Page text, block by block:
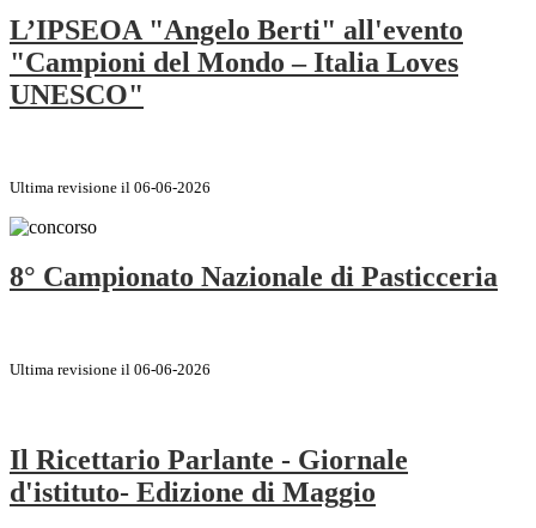
L’IPSEOA "Angelo Berti" all'evento
"Campioni del Mondo – Italia Loves
UNESCO"
Ultima revisione il 06-06-2026
8° Campionato Nazionale di Pasticceria
Ultima revisione il 06-06-2026
Il Ricettario Parlante - Giornale
d'istituto- Edizione di Maggio